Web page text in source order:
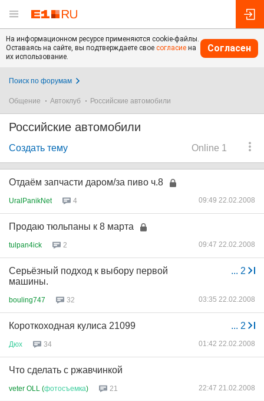
На информационном ресурсе применяются cookie-файлы.
Оставаясь на сайте, вы подтверждаете свое согласие на
их использование.
Согласен
Поиск по форумам
Общение Автоклуб Российские автомобили
Российские автомобили
Online 1
Создать тему
Отдаём запчасти даром/за пиво ч.8
UralPanikNet 4 09:49 22.02.2008
Продаю тюльпаны к 8 марта
tulpan4ick 2 09:47 22.02.2008
... 2
Серьёзный подход к выбору первой
машины.
bouling747 32 03:35 22.02.2008
... 2
Короткоходная кулиса 21099
Дюх 34 01:42 22.02.2008
Что сделать с ржавчинкой
veter OLL (фотосъемка) 21 22:47 21.02.2008